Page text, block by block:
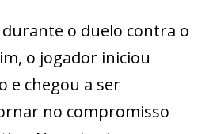
o duelo contra o
o jogador iniciou
e chegou a ser
no compromisso